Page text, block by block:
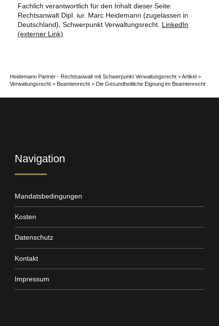
Fachlich verantwortlich für den Inhalt dieser Seite:
Rechtsanwalt Dipl. iur. Marc Heidemann (zugelassen in
Deutschland), Schwerpunkt Verwaltungsrecht. LinkedIn
(externer Link)
Heidemann Partner - Rechtsanwalt mit Schwerpunkt Verwaltungsrecht >Artikel >
Verwaltungsrecht > Beamtenrecht > Die Gesundheitliche Eignung im Beamtenrecht
Navigation
Mandatsbedingungen
Kosten
Datenschutz
Kontakt
Impressum